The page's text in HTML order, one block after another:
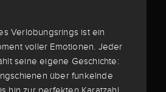
Verlobungsrings ist ein
voller Emotionen. Jeder
seine eigene Geschichte:
über funkelnde